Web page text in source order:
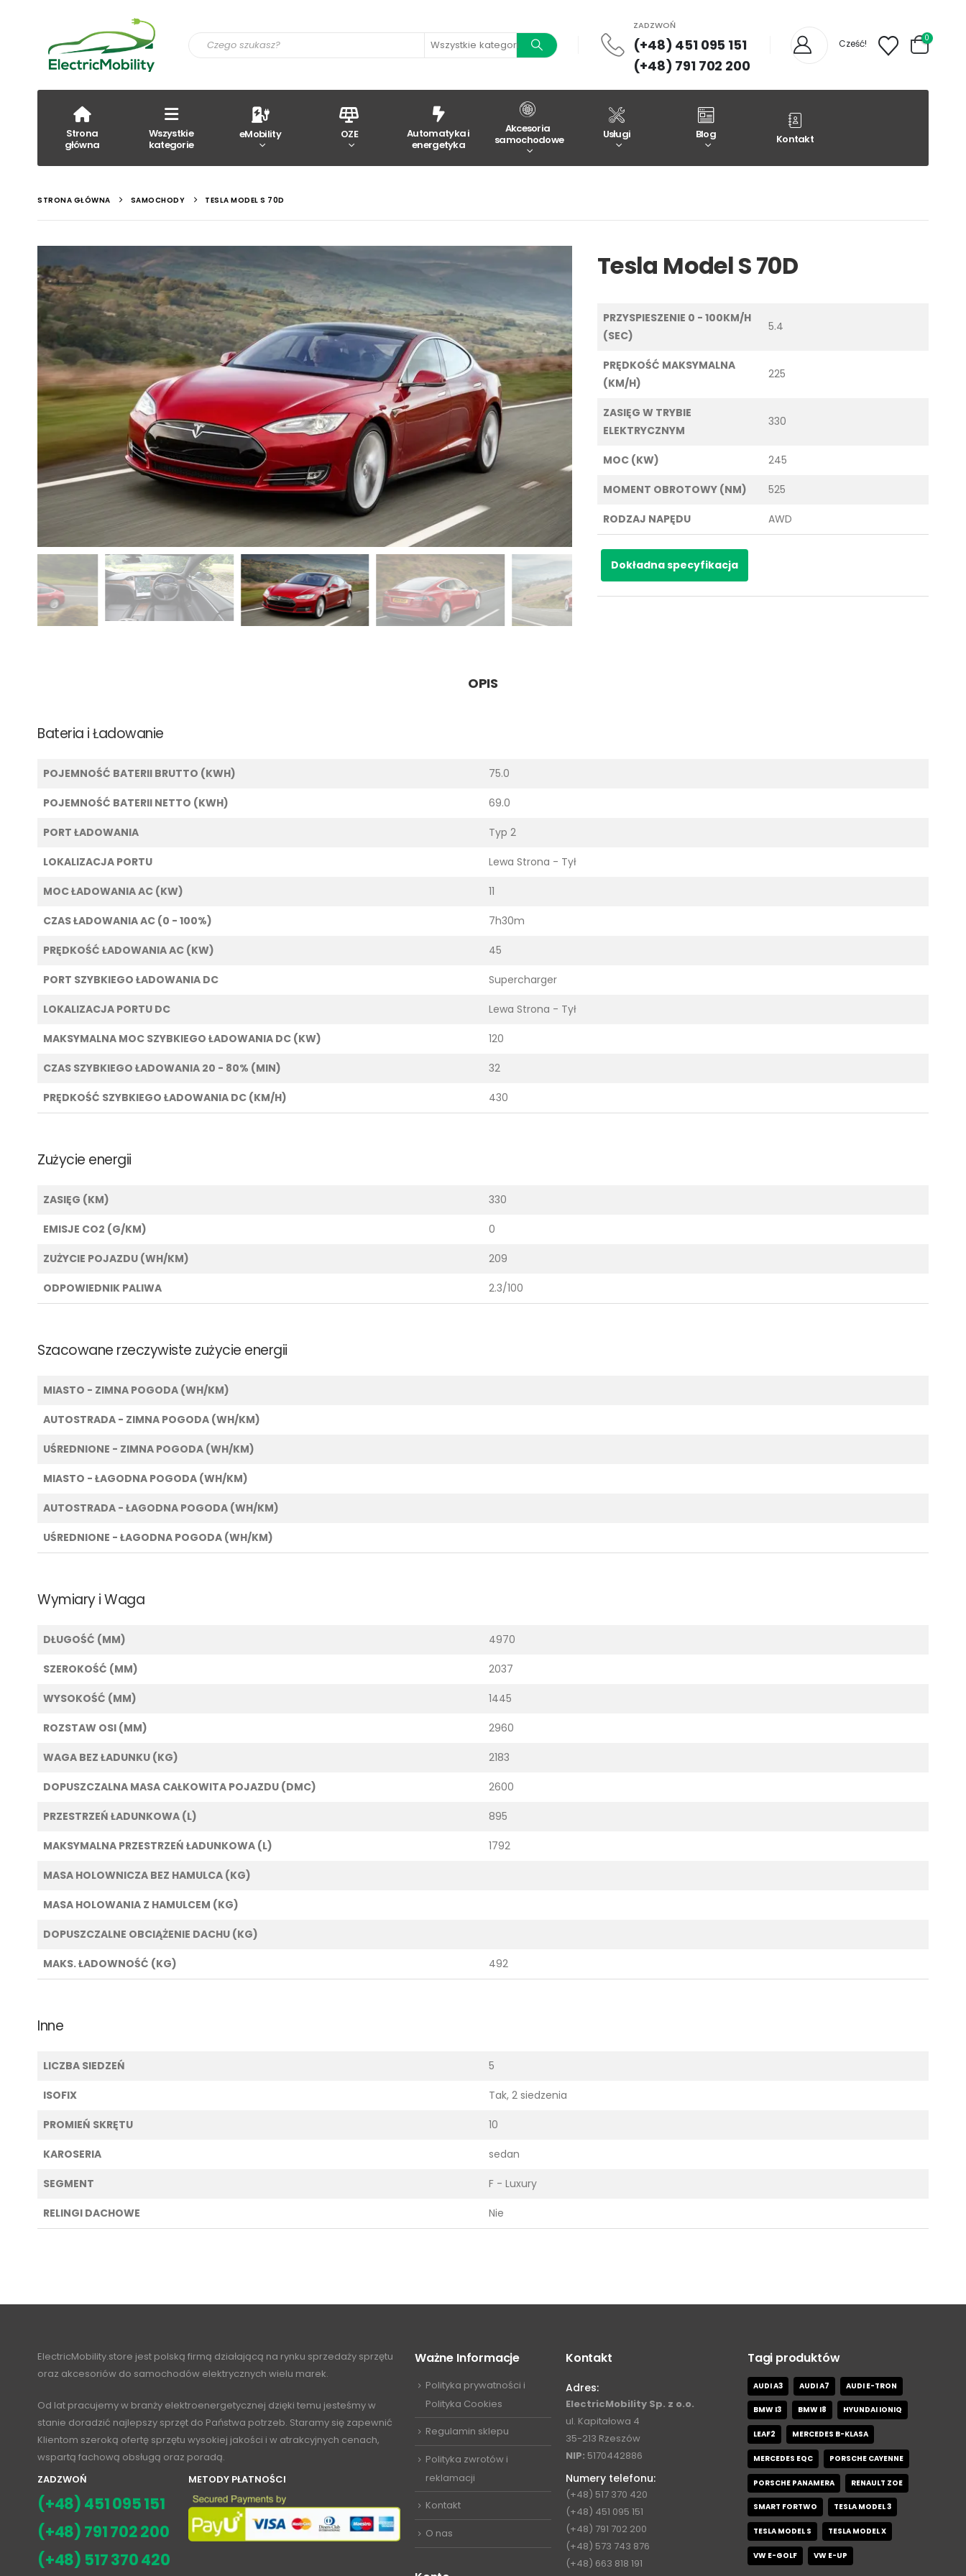
Wszystkie kategorie
ZADZWOŃ
(+48) 451 095 151
(+48) 791 702 200
Cześć! 0
Strona
główna
Wszystkie
kategorie
eMobility OZE
Automatyka i
energetyka
Akcesoria
samochodowe
Usługi Blog Kontakt
STRONA GŁÓWNA SAMOCHODY TESLA MODEL S 70D
Tesla Model S 70D
PRZYSPIESZENIE 0 - 100KM/H
(SEC)
5.4
PRĘDKOŚĆ MAKSYMALNA
(KM/H)
225
ZASIĘG W TRYBIE
ELEKTRYCZNYM
330
MOC (KW) 245
MOMENT OBROTOWY (NM) 525
RODZAJ NAPĘDU AWD
Dokładna specyfikacja
OPIS
Bateria i Ładowanie
POJEMNOŚĆ BATERII BRUTTO (KWH) 75.0
POJEMNOŚĆ BATERII NETTO (KWH) 69.0
PORT ŁADOWANIA Typ 2
LOKALIZACJA PORTU Lewa Strona - Tył
MOC ŁADOWANIA AC (KW) 11
CZAS ŁADOWANIA AC (0 - 100%) 7h30m
PRĘDKOŚĆ ŁADOWANIA AC (KW) 45
PORT SZYBKIEGO ŁADOWANIA DC Supercharger
LOKALIZACJA PORTU DC Lewa Strona - Tył
MAKSYMALNA MOC SZYBKIEGO ŁADOWANIA DC (KW) 120
CZAS SZYBKIEGO ŁADOWANIA 20 - 80% (MIN) 32
PRĘDKOŚĆ SZYBKIEGO ŁADOWANIA DC (KM/H) 430
Zużycie energii
ZASIĘG (KM) 330
EMISJE CO2 (G/KM) 0
ZUŻYCIE POJAZDU (WH/KM) 209
ODPOWIEDNIK PALIWA 2.3/100
Szacowane rzeczywiste zużycie energii
MIASTO - ZIMNA POGODA (WH/KM)
AUTOSTRADA - ZIMNA POGODA (WH/KM)
UŚREDNIONE - ZIMNA POGODA (WH/KM)
MIASTO - ŁAGODNA POGODA (WH/KM)
AUTOSTRADA - ŁAGODNA POGODA (WH/KM)
UŚREDNIONE - ŁAGODNA POGODA (WH/KM)
Wymiary i Waga
DŁUGOŚĆ (MM) 4970
SZEROKOŚĆ (MM) 2037
WYSOKOŚĆ (MM) 1445
ROZSTAW OSI (MM) 2960
WAGA BEZ ŁADUNKU (KG) 2183
DOPUSZCZALNA MASA CAŁKOWITA POJAZDU (DMC) 2600
PRZESTRZEŃ ŁADUNKOWA (L) 895
MAKSYMALNA PRZESTRZEŃ ŁADUNKOWA (L) 1792
MASA HOLOWNICZA BEZ HAMULCA (KG)
MASA HOLOWANIA Z HAMULCEM (KG)
DOPUSZCZALNE OBCIĄŻENIE DACHU (KG)
MAKS. ŁADOWNOŚĆ (KG) 492
Inne
LICZBA SIEDZEŃ 5
ISOFIX Tak, 2 siedzenia
PROMIEŃ SKRĘTU 10
KAROSERIA sedan
SEGMENT F - Luxury
RELINGI DACHOWE Nie
ElectricMobility.store jest polską firmą działającą na rynku sprzedaży sprzętu
oraz akcesoriów do samochodów elektrycznych wielu marek.
Od lat pracujemy w branży elektroenergetycznej dzięki temu jesteśmy w
stanie doradzić najlepszy sprzęt do Państwa potrzeb. Staramy się zapewnić
Klientom szeroką ofertę sprzętu wysokiej jakości i w atrakcyjnych cenach,
wspartą fachową obsługą oraz poradą.
ZADZWOŃ
(+48) 451 095 151
(+48) 791 702 200
(+48) 517 370 420
METODY PŁATNOŚCI
Ważne Informacje
Polityka prywatności i
Polityka Cookies
Regulamin sklepu
Polityka zwrotów i
reklamacji
Kontakt
O nas
Kontakt
Adres:
ElectricMobility Sp. z o.o.
ul. Kapitałowa 4
35-213 Rzeszów
NIP: 5170442886
Numery telefonu:
(+48) 517 370 420
(+48) 451 095 151
(+48) 791 702 200
(+48) 573 743 876
(+48) 663 818 191
Tagi produktów
AUDI A3 AUDI A7 AUDI E-TRON
BMW I3 BMW I8 HYUNDAI IONIQ
LEAF2 MERCEDES B-KLASA
MERCEDES EQC PORSCHE CAYENNE
PORSCHE PANAMERA RENAULT ZOE
SMART FORTWO TESLA MODEL 3
TESLA MODEL S TESLA MODEL X
VW E-GOLF VW E-UP